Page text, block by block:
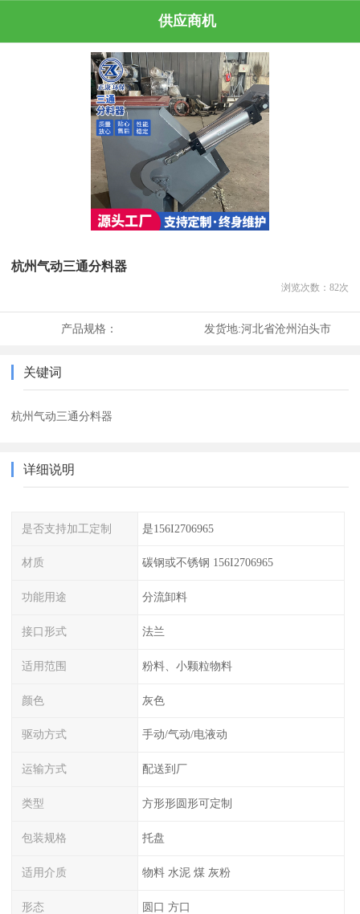
供应商机
杭州气动三通分料器
浏览次数： 82次
产品规格： 发货地:河北省沧州泊头市
关键词
杭州气动三通分料器
详细说明
是否支持加工定制 是156I2706965
材质 碳钢或不锈钢 156I2706965
功能用途 分流卸料
接口形式 法兰
适用范围 粉料、小颗粒物料
颜色 灰色
驱动方式 手动/气动/电液动
运输方式 配送到厂
类型 方形形圆形可定制
包装规格 托盘
适用介质 物料 水泥 煤 灰粉
形态 圆口 方口